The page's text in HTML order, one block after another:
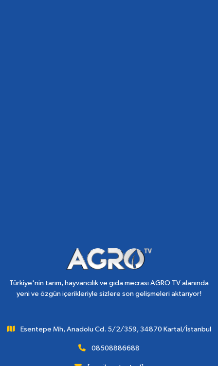
Türkiye'nin tarım, hayvancılık ve gıda mecrası AGRO TV alanında
yeni ve özgün içerikleriyle sizlere son gelişmeleri aktarıyor!
Esentepe Mh, Anadolu Cd. 5/2/359, 34870 Kartal/İstanbul
08508886688